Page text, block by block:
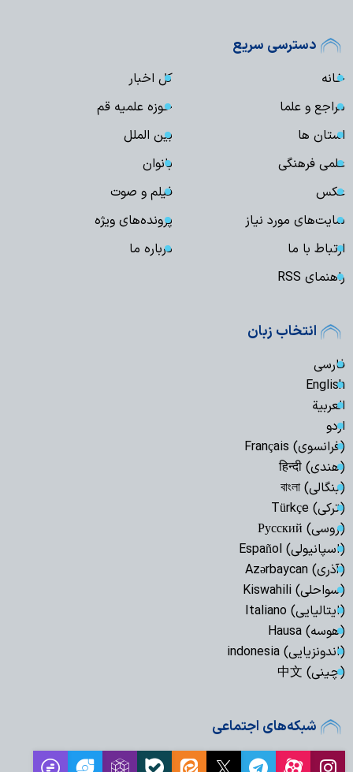
دسترسی سریع
خانه
کل اخبار
مراجع و علما
حوزه علمیه قم
استان ها
بین الملل
علمی فرهنگی
بانوان
عکس
فیلم و صوت
سایت‌های مورد نیاز
پرونده‌های ویژه
ارتباط با ما
درباره ما
راهنمای RSS
انتخاب زبان
فارسی
English
العربیة
اردو
(فرانسوی) Français
(هندی) हिन्दी
(بنگالی) বাংলা
(ترکی) Türkçe
(روسی) Русский
(اسپانیولی) Español
(آذری) Azərbaycan
(سواحلی) Kiswahili
(ایتالیایی) Italiano
(هوسه) Hausa
(اندونزیایی) indonesia
(چینی) 中文
شبکه‌های اجتماعی